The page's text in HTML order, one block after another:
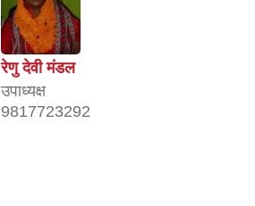
रेणु देवी मंडल
उपाध्यक्ष
9817723292